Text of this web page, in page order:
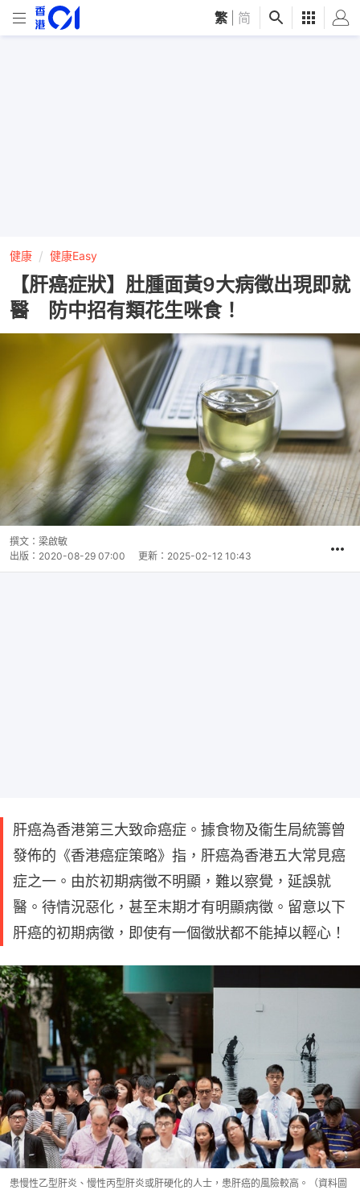
繁 简
健康 健康Easy
【肝癌症狀】肚腫面黃9大病徵出現即就
醫 防中招有類花生咪食！
撰文： 梁啟敏
出版： 2020-08-29 07:00 更新： 2025-02-12 10:43
肝癌為香港第三大致命癌症。據食物及衞生局統籌曾
發佈的《香港癌症策略》指，肝癌為香港五大常見癌
症之一。由於初期病徵不明顯，難以察覺，延誤就
醫。待情況惡化，甚至末期才有明顯病徵。留意以下
肝癌的初期病徵，即使有一個徵狀都不能掉以輕心！
患慢性乙型肝炎、慢性丙型肝炎或肝硬化的人士，患肝癌的風險較高。（資料圖